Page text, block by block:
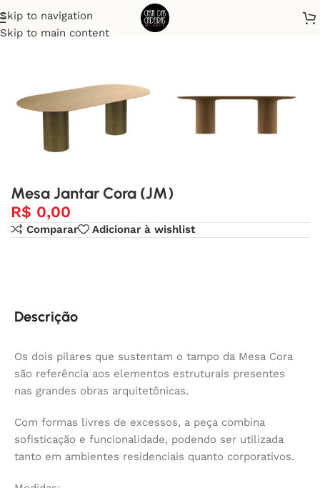
Skip to navigation
Skip to main content
Início Mesa de Jantar
Mesa Jantar Cora (JM)
R$ 0,00
Comparar Adicionar à wishlist
Descrição
Os dois pilares que sustentam o tampo da Mesa Cora
são referência aos elementos estruturais presentes
nas grandes obras arquitetônicas.
Com formas livres de excessos, a peça combina
sofisticação e funcionalidade, podendo ser utilizada
tanto em ambientes residenciais quanto corporativos.